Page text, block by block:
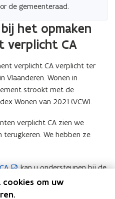
de gemeenteraad.
het opmaken
verplicht CA
verplicht CA verplicht ter
Vlaanderen. Wonen in
strookt met de
Wonen van 2021 (VCW).
verplicht CA zien we
terugkeren. We hebben ze
kan u ondersteunen bij de
verplicht
reglement met de
cookies om uw